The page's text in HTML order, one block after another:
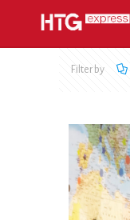
Filter by